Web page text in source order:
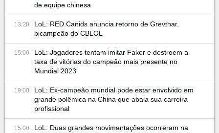
de equipe chinesa
13:20
LoL: RED Canids anuncia retorno de Grevthar,
bicampeão do CBLOL
15:00
LoL: Jogadores tentam imitar Faker e destroem a
taxa de vitórias do campeão mais presente no
Mundial 2023
19:00
LoL: Ex-campeão mundial pode estar envolvido em
grande polêmica na China que abala sua carreira
profissional
15:00
LoL: Duas grandes movimentações ocorreram na